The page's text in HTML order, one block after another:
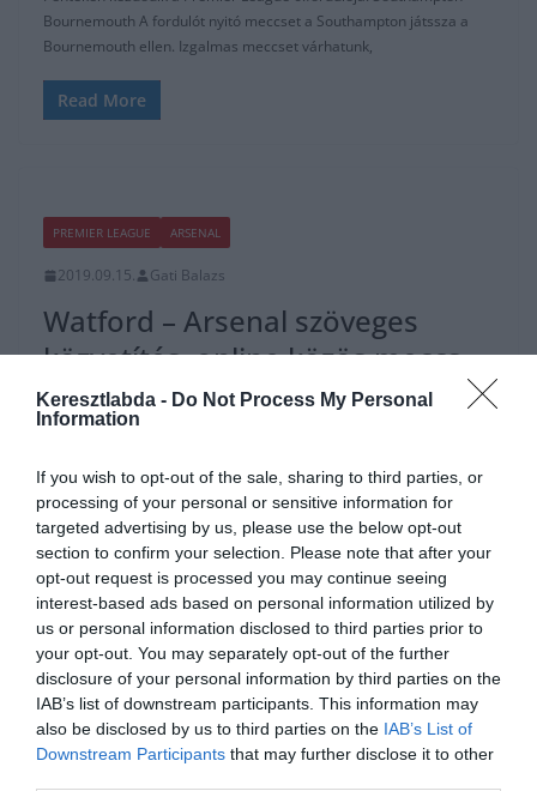
Keresztlabda - Do Not Process My Personal
Information
If you wish to opt-out of the sale, sharing to third parties, or
processing of your personal or sensitive information for
targeted advertising by us, please use the below opt-out
section to confirm your selection. Please note that after your
opt-out request is processed you may continue seeing
interest-based ads based on personal information utilized by
us or personal information disclosed to third parties prior to
your opt-out. You may separately opt-out of the further
disclosure of your personal information by third parties on the
IAB’s list of downstream participants. This information may
also be disclosed by us to third parties on the IAB’s List of
Downstream Participants that may further disclose it to other
Bournemouth A fordulót nyitó meccset a Southampton játssza a
Bournemouth ellen. Izgalmas meccset várhatunk,
Read More
PREMIER LEAGUE ARSENAL
2019.09.15. Gati Balazs
Watford – Arsenal szöveges
közvetítés, online közös meccs
nézés
CHELSEA LIVERPOOL MANCHESTER UNITED PREMIER LEAGUE
2019.09.13. Gati Balazs
Virgil van Dijk az első védő, aki
100 millió eurót ér!
Piaci érték frissítés volt a Transfermarkt oldalon. Az oldal több ligát